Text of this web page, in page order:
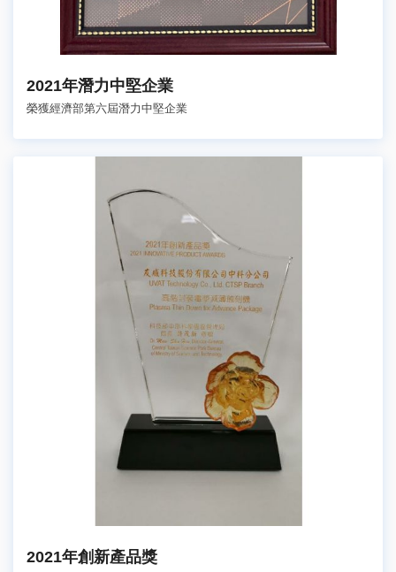
2021年潛力中堅企業
榮獲經濟部第六屆潛力中堅企業
2021年創新產品獎